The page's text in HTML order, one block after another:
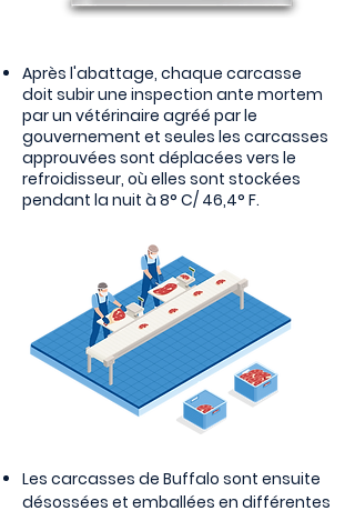
Après l'abattage, chaque carcasse
doit subir une inspection ante mortem
par un vétérinaire agréé par le
gouvernement et seules les carcasses
approuvées sont déplacées vers le
refroidisseur, où elles sont stockées
pendant la nuit à 8° C/ 46,4° F.
Les carcasses de Buffalo sont ensuite
désossées et emballées en différentes